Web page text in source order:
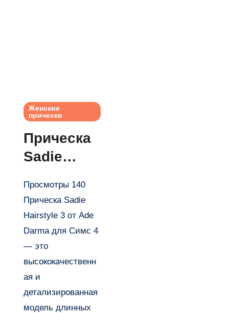
Женские
прически
Прическа
Sadie
от Ade
Darma для
Симс 4
Просмотры 140
Прическа Sadie
Hairstyle 3 от Ade
Darma для Симс 4
— это
высококачественн
ая и
детализированная
модель длинных